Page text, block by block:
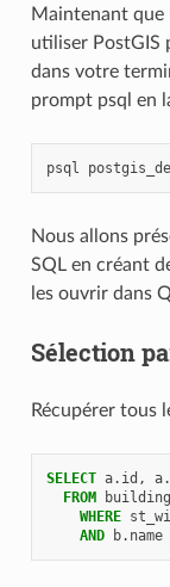
Maintenant que
utiliser PostGIS
dans votre
prompt psql en
psql
Nous allons
SQL en créant
les ouvrir dans
Sélection
Récupérer tous
SELECT a. id , a.
FROM
building
WHERE
AND
b. name